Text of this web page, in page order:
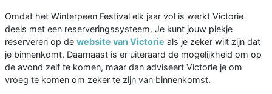
Omdat het Winterpeen Festival elk jaar vol is werkt Victorie
deels met een reserveringssysteem. Je kunt jouw plekje
reserveren op de website van Victorie als je zeker wilt zijn dat
je binnenkomt. Daarnaast is er uiteraard de mogelijkheid om op
de avond zelf te komen, maar dan adviseert Victorie je om
vroeg te komen om zeker te zijn van binnenkomst.